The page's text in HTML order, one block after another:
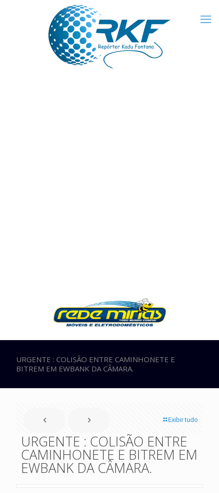
URGENTE : COLISÃO ENTRE CAMINHONETE E
BITREM EM EWBANK DA CÂMARA.
Exibir tudo
URGENTE : COLISÃO ENTRE
CAMINHONETE E BITREM EM
EWBANK DA CÂMARA.